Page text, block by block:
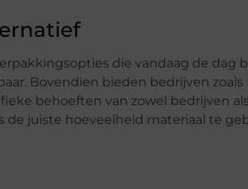
die vandaag de dag
Bovendien bieden bedrijven zoals
behoeften van zowel bedrijven
juiste hoeveelheid materiaal te